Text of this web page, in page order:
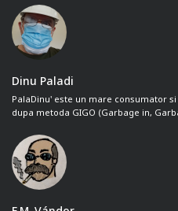
Dinu Paladi
PalaDinu' este un mare consumator
dupa metoda GIGO (Garbage in,